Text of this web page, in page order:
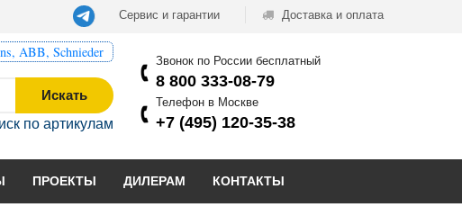
Сервис и гарантии Доставка и оплата
ABB, Schnieder
Искать
по артикулам
Звонок по России бесплатный
8 800 333-08-79
Телефон в Москве
+7 (495) 120-35-38
ПРОЕКТЫ ДИЛЕРАМ КОНТАКТЫ